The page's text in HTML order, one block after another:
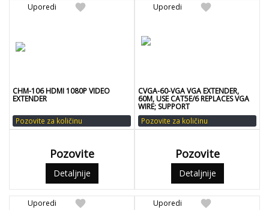
favorite
Uporedi
CHM-106 HDMI 1080P VIDEO
EXTENDER
Pozovite za količinu
Pozovite
Detaljnije
favorite
Uporedi
CVGA-60-VGA VGA EXTENDER,
60M, USE CAT5E/6 REPLACES VGA
WIRE; SUPPORT
Pozovite za količinu
Pozovite
Detaljnije
favorite
Uporedi favorite
Uporedi